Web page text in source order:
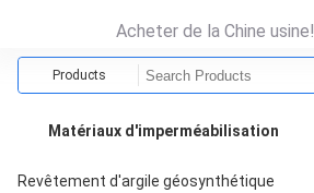
Acheter de la Chine usine!
Products
Matériaux d'imperméabilisation
Revêtement d'argile géosynthétique